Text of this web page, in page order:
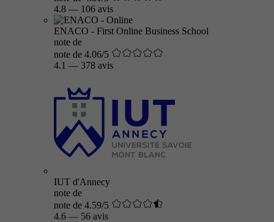
4.8 — 106 avis
ENACO - First Online Business School
note de
note de 4.06/5
4.1 — 378 avis
IUT d'Annecy
note de
note de 4.59/5
4.6 — 56 avis